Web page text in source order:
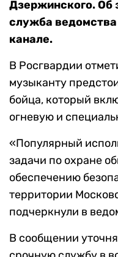
Дзержинского. Об
служба
канале.
В Росгвардии
музыканту
бойца, который
огневую и
«Популярный
задачи по охране
обеспечению
территории
подчеркнули в
В сообщении